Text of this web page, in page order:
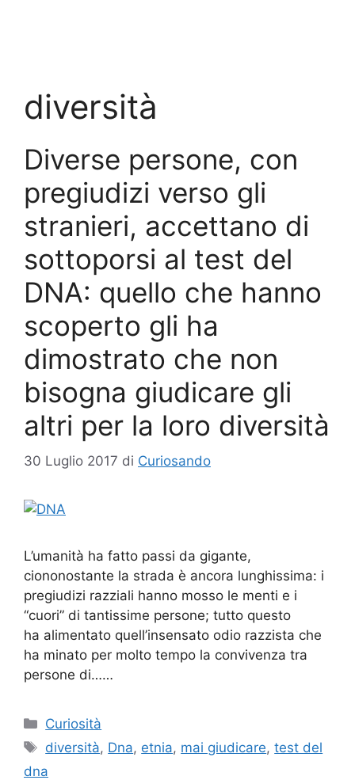
diversità
Diverse persone, con
pregiudizi verso gli
stranieri, accettano di
sottoporsi al test del
DNA: quello che hanno
scoperto gli ha
dimostrato che non
bisogna giudicare gli
altri per la loro diversità
30 Luglio 2017 di Curiosando
L’umanità ha fatto passi da gigante,
ciononostante la strada è ancora lunghissima: i
pregiudizi razziali hanno mosso le menti e i
“cuori” di tantissime persone; tutto questo
ha alimentato quell’insensato odio razzista che
ha minato per molto tempo la convivenza tra
persone di……
Categorie
Curiosità
Tag
diversità, Dna, etnia, mai giudicare,test del
dna